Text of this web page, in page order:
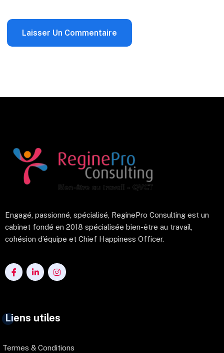
Engagé, passionné, spécialisé, ReginePro Consulting est un
cabinet fondé en 2018 spécialisée bien-être au travail,
cohésion d’équipe et Chief Happiness Officer.
Liens utiles
Termes & Conditions